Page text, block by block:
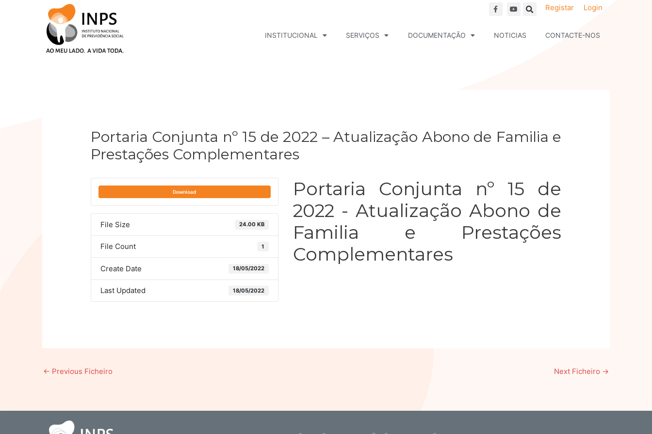
F
a
b
o
Y
o
u
b
Registar Login
INSTITUCIONAL SERVIÇOS DOCUMENTAÇÃO NOTICIAS CONTACTE-NOS
Portaria Conjunta nº 15 de 2022 – Atualização Abono de Familia e
Prestações Complementares
Download
File Size 24.00 KB
File Count 1
Create Date 18/05/2022
Last Updated 18/05/2022
Portaria Conjunta nº 15 de
2022 - Atualização Abono de
Familia e Prestações
Complementares
← Previous Ficheiro Next Ficheiro →